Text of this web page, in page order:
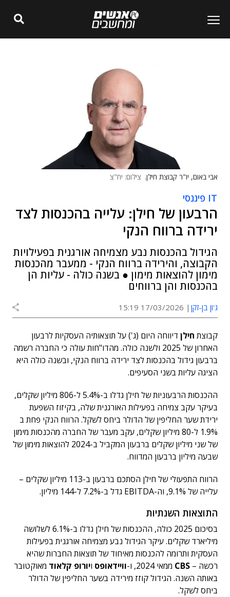
אבי באום, יו"ר קבוצת חילן. צילום: יח"צ
IT פיננסי
הרבעון של חילן: עלייה בהכנסות לצד
ירידה ברווח הנקי
הגידול בהכנסות נבע מצמיחה אורגנית בפעילויות
הקבוצה, והירידה ברווח הנקי - ממעבר מהכנסות
מימון להוצאות מימון ● בשנה כולה - עליות הן
בהכנסות והן ברווחים
ג'ון בן-זקן 17/03/2026 15:19
קבוצת חילן דיווחה היום (ג') על תוצאותיה העסקיות לרבעון
האחרון של 2025 ולשנה כולה. מהדו"חות עולה כי החברה רשמה
ברבעון גידול בהכנסות לצד ירידה ברווח הנקי, ובשנה כולה היא
הציגה עליות בשני הסעיפים.
ההכנסות הרבעוניות של חילן גדלו ב-5.4% ל-806 מיליון שקלים,
בעיקר עקב צמיחה בפעילות האורגנית שלה, בקיזוז השפעת
ירידת שער החליפין של הדולר ביחס לשקל. הרווח הנקי פחת ב
1.9% ל-80 מיליון שקלים, עקב מעבר של החברה מהכנסות מימון
של שני מיליון שקלים ברבעון המקביל ב-2024 להוצאות מימון של
שבעה מיליון ברבעון המדווח.
הרווח התפעולי של חילן הסתכם ברבעון ב-113 מיליון שקלים –
עלייה של 9.1%, וה-EBITDA גדל ב-7.2% ל-144 מיליון.
התוצאות השנתיות
בסיכום 2025 כולה, ההכנסות של חילן גדלו ב-6.1% לשלושה
מיליארד שקלים. עיקר הגידול נבע מצמיחה אורגנית בפעילות
העסקית ותרומה להכנסות מאיחוד של תוצאות החברות שהיא
רכשה – CBS ממאי 2024, ו- וויידאופס ויורופ קלאוד מאוקטובר
באותה השנה. הגידול קוזז מירידה בשער החליפין של הדולר
ביחס לשקל.